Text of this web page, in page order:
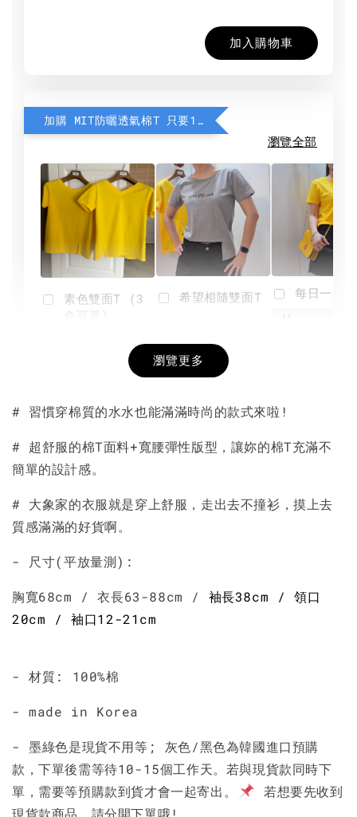
加入購物車
加購 MIT防曬透氣棉T 只要190元
瀏覽全部
素色雙面T (3
+
希望相隨雙面T
NT$ 190
-
每日一笑
瀏覽更多
# 習慣穿棉質的水水也能滿滿時尚的款式來啦!
# 超舒服的棉T面料+寬腰彈性版型，讓妳的棉T充滿不
簡單的設計感。
# 大象家的衣服就是穿上舒服，走出去不撞衫，摸上去
質感滿滿的好貨啊。
- 尺寸(平放量測):
胸寬68cm / 衣長63-88cm / 袖長38cm / 領口
20cm / 袖口12-21cm
- 材質: 100%棉
- made in Korea
- 墨綠色是現貨不用等; 灰色/黑色為韓國進口預購
款，下單後需等待10-15個工作天。若與現貨款同時下
單，需要等預購款到貨才會一起寄出。
若想要先收到
現貨款商品，請分開下單哦!